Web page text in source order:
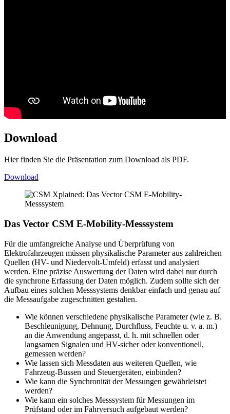
Download
Hier finden Sie die Präsentation zum Download als PDF.
Download
Das Vector CSM E-Mobility-Messsystem
Für die umfangreiche Analyse und Überprüfung von
Elektrofahrzeugen müssen physikalische Parameter aus zahlreichen
Quellen (HV- und Niedervolt-Umfeld) erfasst und analysiert
werden. Eine präzise Auswertung der Daten wird dabei nur durch
die synchrone Erfassung der Daten möglich. Zudem sollte sich der
Aufbau eines solchen Messsystems denkbar einfach und genau auf
die Messaufgabe zugeschnitten gestalten.
Wie können verschiedene physikalische Parameter (wie z. B.
Beschleunigung, Dehnung, Durchfluss, Feuchte u. v. a. m.)
an die Anwendung angepasst, d. h. mit schnellen oder
langsamen Signalen und HV-sicher oder konventionell,
gemessen werden?
Wie lassen sich Messdaten aus weiteren Quellen, wie
Fahrzeug-Bussen und Steuergeräten, einbinden?
Wie kann die Synchronität der Messungen gewährleistet
werden?
Wie kann ein solches Messsystem für Messungen im
Prüfstand oder im Fahrversuch aufgebaut werden?